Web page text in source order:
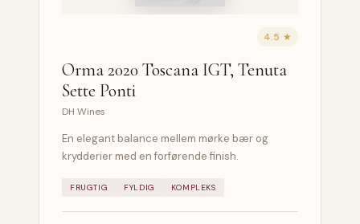
4.5 ★
Orma 2020 Toscana IGT, Tenuta
Sette Ponti
DH Wines
En elegant balance mellem mørke bær og
krydderier med en forførende finish.
FRUGTIG FYLDIG KOMPLEKS